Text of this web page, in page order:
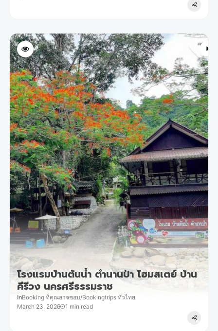
โรงแรมบ้านต้นน้ำ ตำนานป่า โฮมสเตย์ บ้าน
คีรีวง นครศรีธรรมราช
InBooking ที่คุณอาจชอบ/Bookingtrips ทั่วไทย
March 23, 2026
1 min read